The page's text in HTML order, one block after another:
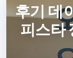
후기 데
피스타